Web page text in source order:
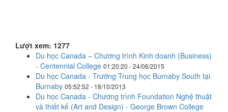
Lượt xem: 1277
Du học Canada – Chương trình Kinh doanh (Business)
- Centennial College 01:20:20 - 24/06/2015
Du học Canada - Trường Trung học Burnaby South tại
Burnaby 05:52:52 - 18/10/2013
Du học Canada - Chương trình Foundation Nghệ thuật
và thiết kế (Art and Design) - George Brown College